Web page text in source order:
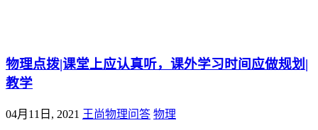
物理点拨|课堂上应认真听，课外学习时间应做规划|
教学
04月11日, 2021 王尚物理问答 物理